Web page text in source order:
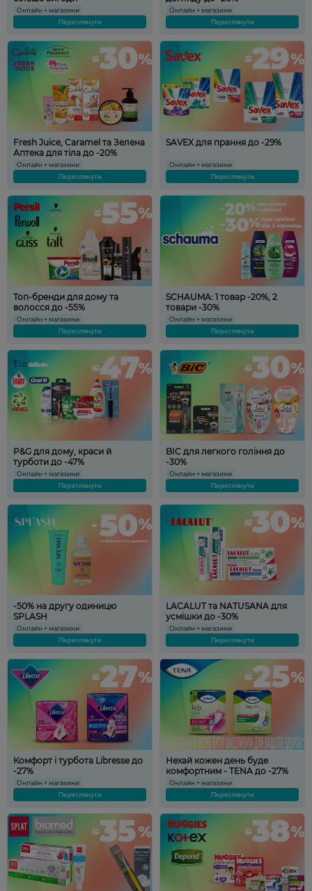
Онлайн + магазини
Переглянути
Онлайн + магазини
Переглянути
Fresh Juice, Caramel та Зелена
Аптека для тіла до -20%
Онлайн + магазини
Переглянути
SAVEX для прання до -29%
Онлайн + магазини
Переглянути
Топ-бренди для дому та
волосся до -55%
Онлайн + магазини
Переглянути
SCHAUMA: 1 товар -20%, 2
товари -30%
Онлайн + магазини
Переглянути
P&G для дому, краси й
турботи до -47%
Онлайн + магазини
Переглянути
BIC для легкого гоління до
-30%
Онлайн + магазини
Переглянути
-50% на другу одиницю
SPLASH
Онлайн + магазини
Переглянути
LACALUT та NATUSANA для
усмішки до -30%
Онлайн + магазини
Переглянути
Комфорт і турбота Libresse до
-27%
Онлайн + магазини
Переглянути
Нехай кожен день буде
комфортним - TENA до -27%
Онлайн + магазини
Переглянути